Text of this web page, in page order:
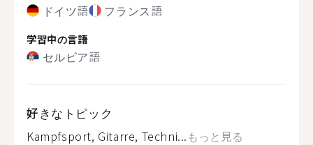
ドイツ語 フランス語
学習中の言語
セルビア語
好きなトピック
Kampfsport, Gitarre, Techni... もっと見る